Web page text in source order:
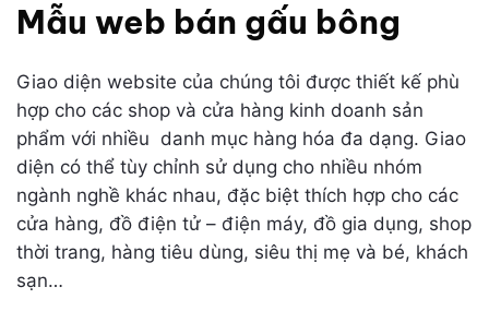
Mẫu web bán gấu bông
Giao diện website của chúng tôi được thiết kế phù
hợp cho các shop và cửa hàng kinh doanh sản
phẩm với nhiều danh mục hàng hóa đa dạng. Giao
diện có thể tùy chỉnh sử dụng cho nhiều nhóm
ngành nghề khác nhau, đặc biệt thích hợp cho các
cửa hàng, đồ điện tử – điện máy, đồ gia dụng, shop
thời trang, hàng tiêu dùng, siêu thị mẹ và bé, khách
sạn…